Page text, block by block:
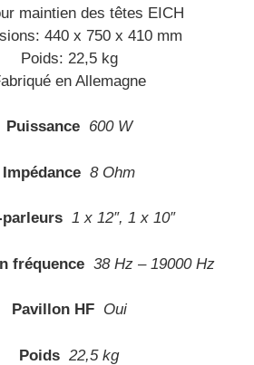
maintien des têtes EICH
440 x 750 x 410 mm
Poids: 22,5 kg
en Allemagne
Puissance 600 W
Impédance 8 Ohm
parleurs 1 x 12″, 1 x 10″
fréquence 38 Hz – 19000 Hz
Pavillon HF Oui
Poids 22,5 kg